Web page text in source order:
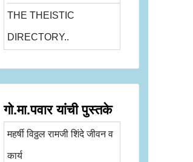
THE THEISTIC
DIRECTORY..
गो.मा.पवार यांची पुस्तके
महर्षी विठ्ठल रामजी शिंदे जीवन व
कार्य